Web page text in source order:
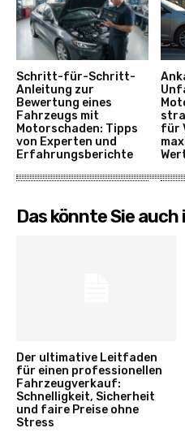
Schritt-für-Schritt-
Anleitung zur
Bewertung eines
Fahrzeugs mit
Motorschaden: Tipps
von Experten und
Erfahrungsberichte
für
Das könnte Sie
Der ultimative Leitfaden
für einen professionellen
Fahrzeugverkauf:
Schnelligkeit, Sicherheit
und faire Preise ohne
Stress